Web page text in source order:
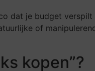
dat je budget
of
kopen”?